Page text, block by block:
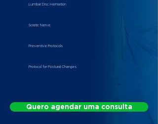
Lumbar Disc Herniation
Sciatic Nerve
Preventive Protocols
Protocol for Postural Changes
Quero agendar uma consulta